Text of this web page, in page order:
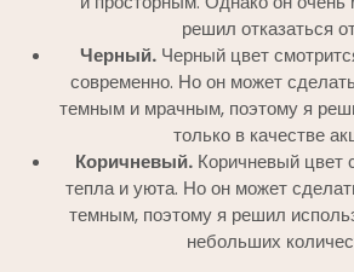
решил отказаться
Черный. Черный цвет
современно. Но он может
темным и мрачным, поэтому я
только в качестве
Коричневый. Коричневый цвет
тепла и уюта. Но он может
темным, поэтому я решил
небольших